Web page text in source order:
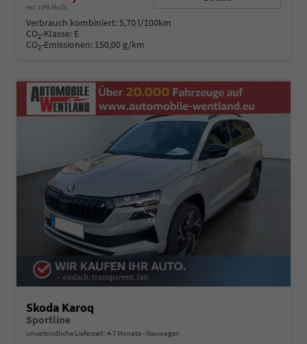
incl. 19% MwSt.
Verbrauch kombiniert:5,70 l/100km
CO2-Klasse: E
CO2-Emissionen: 150,00 g/km
Skoda Karoq
Sportline
unverbindliche Lieferzeit: 4-7 Monate Neuwagen